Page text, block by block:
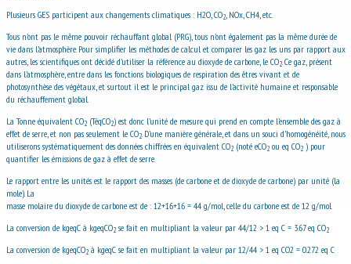
Plusieurs GES participent aux changements climatiques : H2O, CO2, NOx, CH4, etc.
Tous n’ont pas le même pouvoir réchauffant global (PRG), tous n’ont également pas la même durée de
vie dans l’atmosphère. Pour simplifier les méthodes de calcul et comparer les gaz les uns par rapport aux
autres, les scientifiques ont décidé d’utiliser la référence au dioxyde de carbone, le CO2. Ce gaz, présent
dans l’atmosphère, entre dans les fonctions biologiques de respiration des êtres vivant et de
photosynthèse des végétaux, et surtout il est le principal gaz issu de l’activité humaine et responsable
du réchauffement global.
La Tonne équivalent CO2(TéqCO2) est donc l’unité de mesure qui prend en compte l’ensemble des gaz à
effet de serre, et non pas seulement le CO2. D’une manière générale, et dans un souci d’homogénéité, nous
utiliserons systématiquement des données chiffrées en équivalent CO2(noté eCO2ou eq CO2) pour
quantifier les émissions de gaz à effet de serre.
Le rapport entre les unités est le rapport des masses (de carbone et de dioxyde de carbone) par unité (la
mole). La
masse molaire du dioxyde de carbone est de : 12+16+16 = 44 g/mol, celle du carbone est de 12 g/mol.
La conversion de kgeqC à kgeqCO2se fait en multipliant la valeur par 44/12 > 1 eq C = 3.67 eq CO2
La conversion de kgeqCO2à kgeqC se fait en multipliant la valeur par 12/44 > 1 eq CO2 = 0.272 eq C